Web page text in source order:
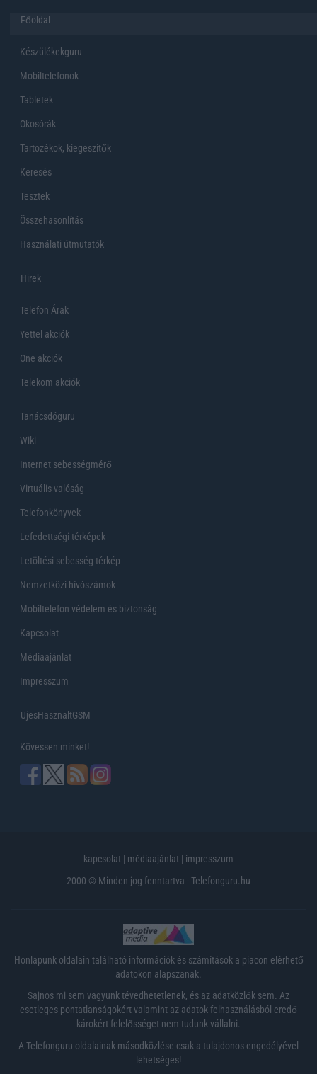
Főoldal
Készülékekguru
Mobiltelefonok
Tabletek
Okosórák
Tartozékok, kiegeszítők
Keresés
Tesztek
Összehasonlítás
Használati útmutatók
Hirek
Telefon Árak
Yettel akciók
One akciók
Telekom akciók
Tanácsdóguru
Wiki
Internet sebességmérő
Virtuális valóság
Telefonkönyvek
Lefedettségi térképek
Letöltési sebesség térkép
Nemzetközi hívószámok
Mobiltelefon védelem és biztonság
Kapcsolat
Médiaajánlat
Impresszum
UjesHasznaltGSM
Kövessen minket!
kapcsolat | médiaajánlat | impresszum
2000 © Minden jog fenntartva - Telefonguru.hu
Honlapunk oldalain található információk és számítások a piacon elérhető
adatokon alapszanak.
Sajnos mi sem vagyunk tévedhetetlenek, és az adatközlők sem. Az
esetleges pontatlanságokért valamint az adatok felhasználásból eredő
károkért felelősséget nem tudunk vállalni.
A Telefonguru oldalainak másodközlése csak a tulajdonos engedélyével
lehetséges!